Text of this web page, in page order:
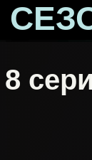
8